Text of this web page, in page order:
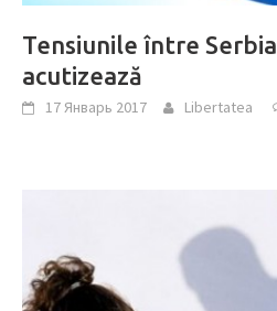
Tensiunile între
acutizează
17 Январь 2017 Libertatea